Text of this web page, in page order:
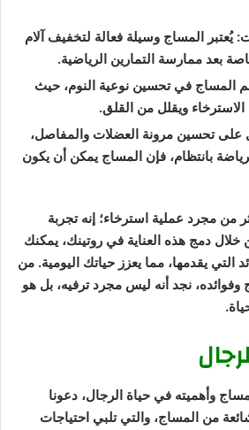
يُعتبر المساج وسيلة فعالة لتخفيف آلام
بعد ممارسة التمارين الرياضية.
المساج في تحسين نوعية النوم، حيث
ويقلل من القلق.
على تحسين مرونة العضلات والمفاصل،
بانتظام، فإن المساج يمكن أن يكون
من مجرد عملية استرخاء؛ إنه تجربة
دمج هذه العناية في روتينك، يمكنك
التي يقدمها، مما يعزز حياتك اليومية. من
وفوائده، نجد أنه ليس مجرد ترفيه، بل هو
وأهميته في حياة الرجال، دعونا
من المساج، والتي تلبي احتياجات